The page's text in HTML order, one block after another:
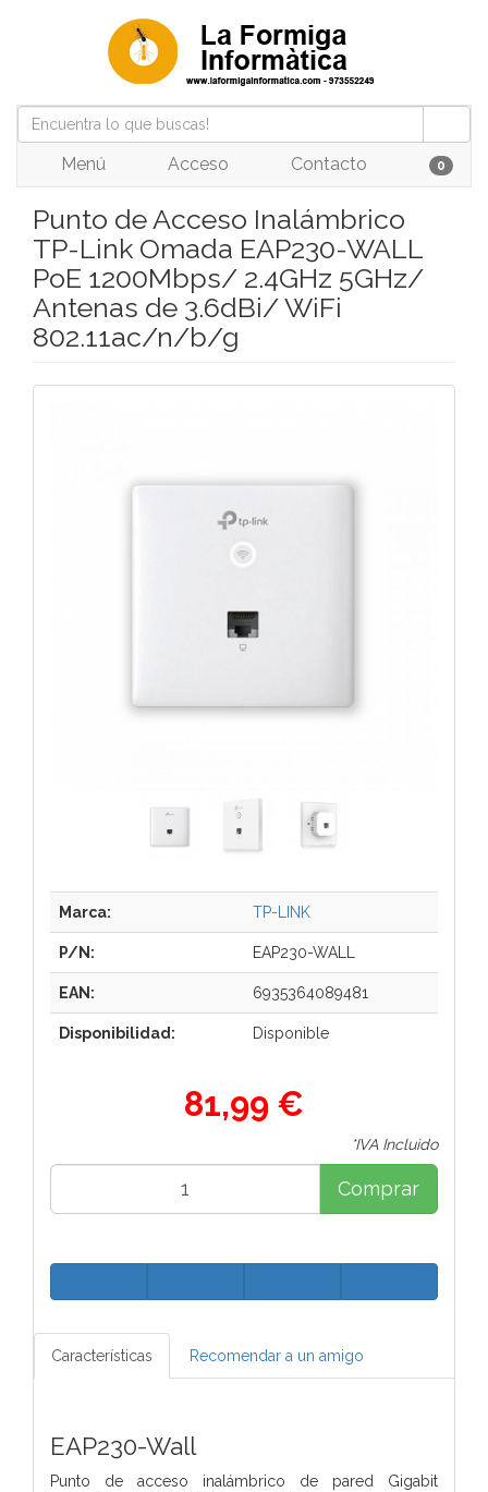
Menú Acceso Contacto 0
Punto de Acceso Inalámbrico
TP-Link Omada EAP230-WALL
PoE 1200Mbps/ 2.4GHz 5GHz/
Antenas de 3.6dBi/ WiFi
802.11ac/n/b/g
Marca: TP-LINK
P/N: EAP230-WALL
EAN: 6935364089481
Disponibilidad: Disponible
81,99 €
*IVA Incluido
Comprar
Características Recomendar a un amigo
EAP230-Wall
Punto de acceso inalámbrico de pared Gigabit